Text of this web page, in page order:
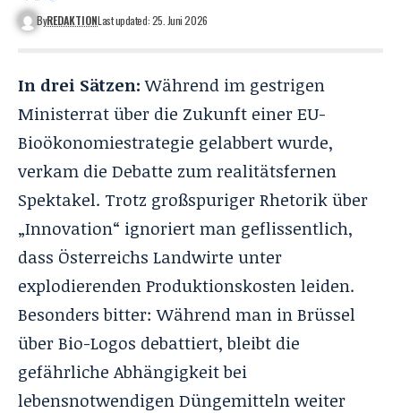
ByREDAKTIONLast updated: 25. Juni 2026
In drei Sätzen:Während im gestrigen
Ministerrat über die Zukunft einer EU-
Bioökonomiestrategie gelabbert wurde,
verkam die Debatte zum realitätsfernen
Spektakel. Trotz großspuriger Rhetorik über
„Innovation“ ignoriert man geflissentlich,
dass Österreichs Landwirte unter
explodierenden Produktionskosten leiden.
Besonders bitter: Während man in Brüssel
über Bio-Logos debattiert, bleibt die
gefährliche Abhängigkeit bei
lebensnotwendigen Düngemitteln weiter